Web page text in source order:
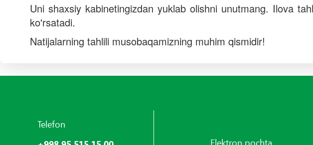
Uni shaxsiy kabinetingizdan yuklab olishni unutmang. Ilova
ko'rsatadi.
Natijalarning tahlili musobaqamizning muhim qismidir!
Telefon
Elektron pochta